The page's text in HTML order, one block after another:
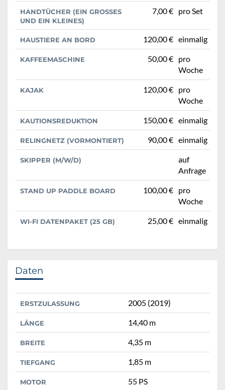
HANDTÜCHER (EIN GROSSES U
ND EIN KLEINES)
7,00 € pro Set
HAUSTIERE AN BORD 120,00 € einmalig
KAFFEEMASCHINE 50,00 € pro
Woche
KAJAK 120,00 € pro
Woche
KAUTIONSREDUKTION 150,00 € einmalig
RELINGNETZ (VORMONTIERT) 90,00 € einmalig
SKIPPER (M/W/D)
auf
Anfrage
STAND UP PADDLE BOARD 100,00 € pro
Woche
WI-FI DATENPAKET (25 GB) 25,00 € einmalig
Daten
ERSTZULASSUNG 2005 (2019)
LÄNGE 14,40 m
BREITE 4,35 m
TIEFGANG 1,85 m
MOTOR 55 PS